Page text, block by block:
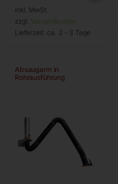
inkl. MwSt.
zzgl. Versandkosten
Lieferzeit: ca. 2 - 3 Tage
Absaugarm in
Rohrausführung